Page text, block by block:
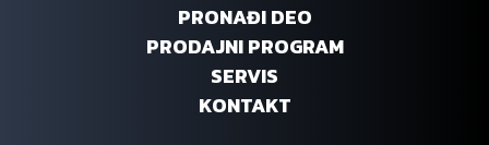
PRONAĐI DEO
PRODAJNI PROGRAM
SERVIS
KONTAKT